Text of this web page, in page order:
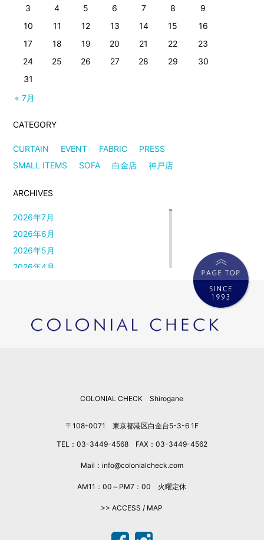
« 7月
3
4 5 6 7 8
9
10
11 12 13 14 15
16
17
18 19 20 21 22
23
24
25 26 27 28 29
30
31
CATEGORY
CURTAIN EVENT FABRIC
PRESS
SMALL ITEMS
SOFA 白金店 神戸店
ARCHIVES
2026年7月
2026年6月
2026年5月
2026年4月
2026年1月
2025年12月
COLONIAL CHECK Shirogane
〒108-0071 東京都港区白金台5-3-6 1F
TEL：03-3449-4568 FAX：03-3449-4562
Mail：info@colonialcheck.com
AM11：00～PM7：00 火曜定休
>> ACCESS / MAP